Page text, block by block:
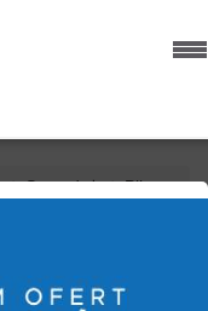
Sprzedaż
Piła